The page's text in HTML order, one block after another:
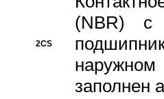
2CS
(NBR) с
заполнен